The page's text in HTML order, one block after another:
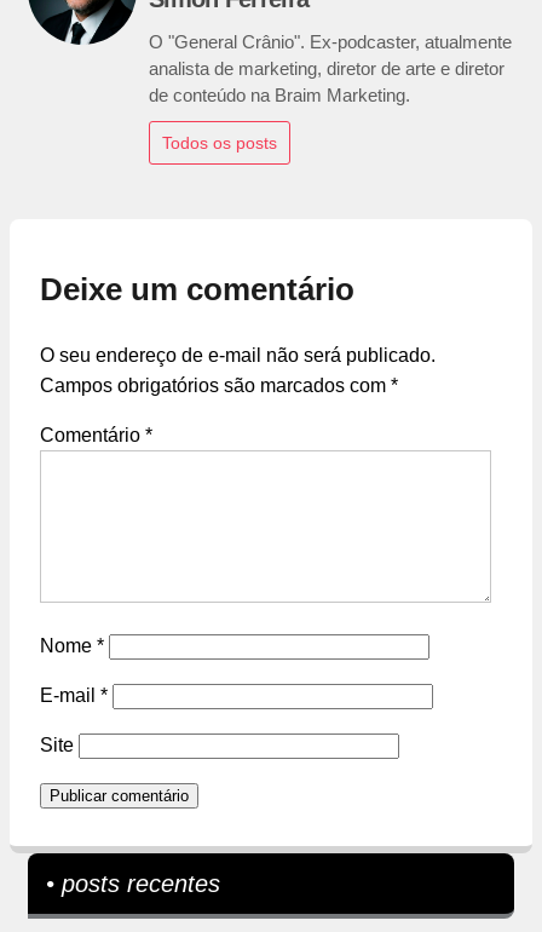
O "General Crânio". Ex-podcaster, atualmente
analista de marketing, diretor de arte e diretor
de conteúdo na Braim Marketing.
Todos os posts
Deixe um comentário
O seu endereço de e-mail não será publicado.
Campos obrigatórios são marcados com *
Comentário *
Nome *
E-mail *
Site
• posts recentes